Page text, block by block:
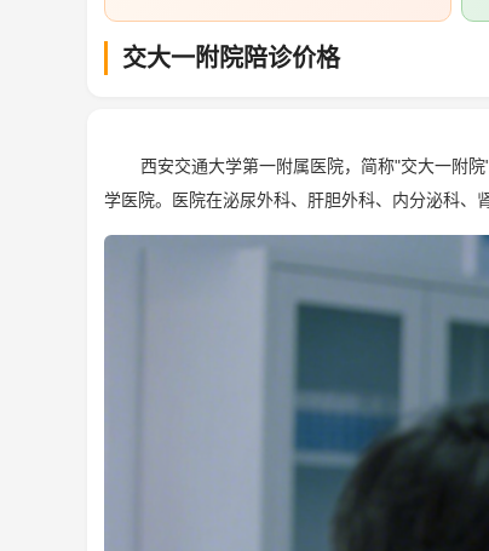
交大一附院陪诊价格
西安交通大学第一附属医院，简称"交大一附
学医院。医院在泌尿外科、肝胆外科、内分泌科、